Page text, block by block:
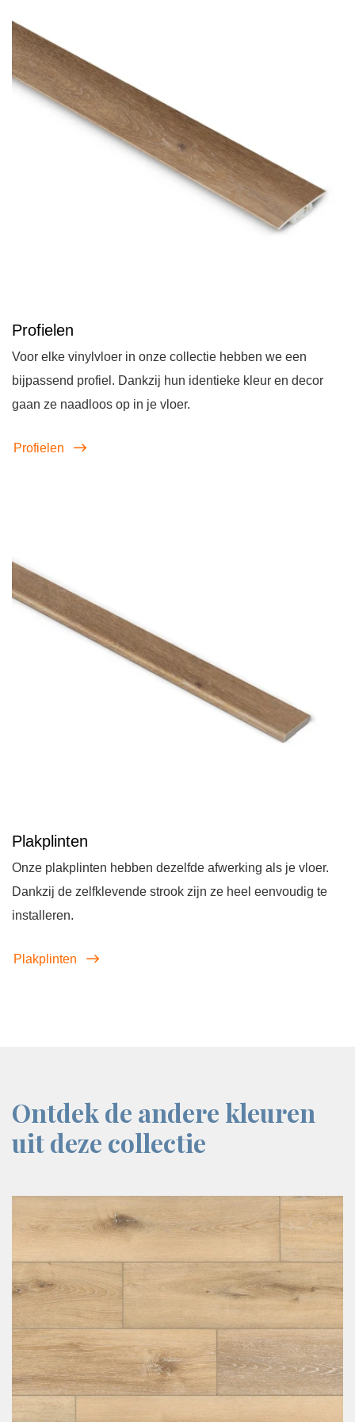
Profielen
Voor elke vinylvloer in onze collectie hebben we een
bijpassend profiel. Dankzij hun identieke kleur en decor
gaan ze naadloos op in je vloer.
Profielen
Plakplinten
Onze plakplinten hebben dezelfde afwerking als je vloer.
Dankzij de zelfklevende strook zijn ze heel eenvoudig te
installeren.
Plakplinten
Ontdek de andere kleuren
uit deze collectie